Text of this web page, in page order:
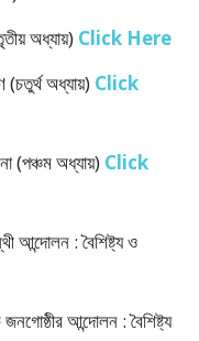
অধ্যায়) Click Here
(চতুর্থ অধ্যায়) Click
(পঞ্চম অধ্যায়) Click
আন্দোলন : বৈশিষ্ট্য ও
আন্দোলন : বৈশিষ্ট্য